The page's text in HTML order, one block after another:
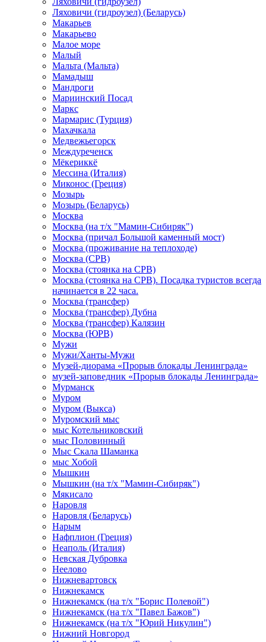
Ляховичи (гидроузел) (Беларусь)
Макарьев
Макарьево
Малое море
Малый
Мальта (Мальта)
Мамадыш
Мандроги
Мариинский Посад
Маркс
Мармарис (Турция)
Махачкала
Медвежьегорск
Междуреченск
Мёкериккё
Мессина (Италия)
Миконос (Греция)
Мозырь
Мозырь (Беларусь)
Москва
Москва (на т/х "Мамин-Сибиряк")
Москва (причал Большой каменный мост)
Москва (проживание на теплоходе)
Москва (СРВ)
Москва (стоянка на СРВ)
Москва (стоянка на СРВ). Посадка туристов всегда
начинается в 22 часа.
Москва (трансфер)
Москва (трансфер) Дубна
Москва (трансфер) Калязин
Москва (ЮРВ)
Мужи
Мужи/Ханты-Мужи
Музей-диорама «Прорыв блокады Ленинграда»
музей-заповедник «Прорыв блокады Ленинграда»
Мурманск
Муром
Муром (Выкса)
Муромский мыс
мыс Котельниковский
мыс Половинный
Мыс Скала Шаманка
мыс Хобой
Мышкин
Мышкин (на т/х "Мамин-Сибиряк")
Мякисало
Наровля
Наровля (Беларусь)
Нарым
Нафплион (Греция)
Неаполь (Италия)
Невская Дубровка
Неелово
Нижневартовск
Нижнекамск
Нижнекамск (на т/х "Борис Полевой")
Нижнекамск (на т/х "Павел Бажов")
Нижнекамск (на т/х "Юрий Никулин")
Нижний Новгород